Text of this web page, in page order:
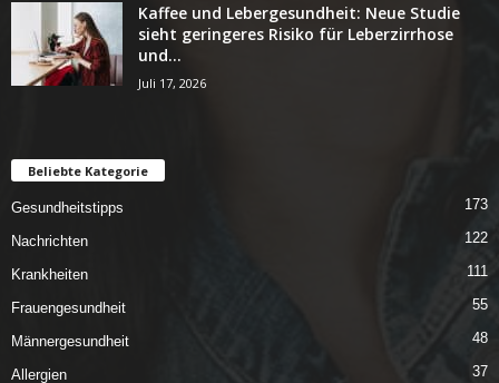
Kaffee und Lebergesundheit: Neue Studie
sieht geringeres Risiko für Leberzirrhose
und...
Juli 17, 2026
Beliebte Kategorie
Gesundheitstipps 173
Nachrichten 122
Krankheiten 111
Frauengesundheit 55
Männergesundheit 48
Allergien 37